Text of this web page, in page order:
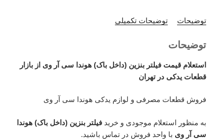
توضیحات توضیحات تکمیلی
توضیحات
استعلام قیمت فیلتر بنزین (داخل باک) هوندا سی آر وی از بازار
قطعات یدکی در تهران
فروش قطعات مصرفی و لوازم یدکی هوندا سی آر وی
به منظور استعلام موجودی و خرید فیلتر بنزین (داخل باک) هوندا
سی آر وی با واحد فروش در تماس باشید.